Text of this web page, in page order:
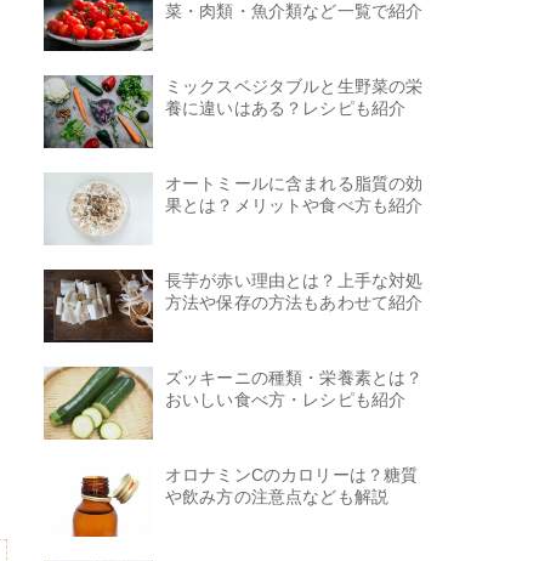
菜・肉類・魚介類など一覧で紹介
ミックスベジタブルと生野菜の栄
養に違いはある？レシピも紹介
オートミールに含まれる脂質の効
果とは？メリットや食べ方も紹介
長芋が赤い理由とは？上手な対処
方法や保存の方法もあわせて紹介
ズッキーニの種類・栄養素とは？
おいしい食べ方・レシピも紹介
オロナミンCのカロリーは？糖質
や飲み方の注意点なども解説